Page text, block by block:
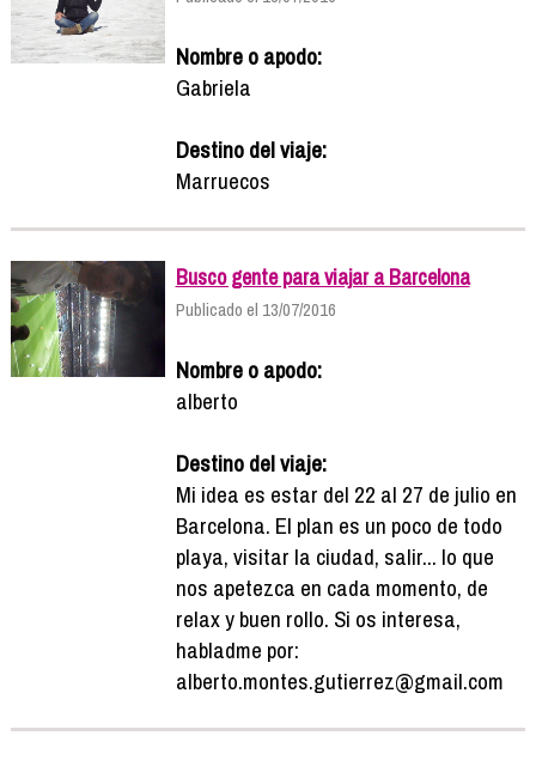
Nombre o apodo:
Gabriela
Destino del viaje:
Marruecos
Busco gente para viajar a Barcelona
Publicado el 13/07/2016
Nombre o apodo:
alberto
Destino del viaje:
Mi idea es estar del 22 al 27 de julio en
Barcelona. El plan es un poco de todo
playa, visitar la ciudad, salir... lo que
nos apetezca en cada momento, de
relax y buen rollo. Si os interesa,
habladme por:
alberto.montes.gutierrez@gmail.com